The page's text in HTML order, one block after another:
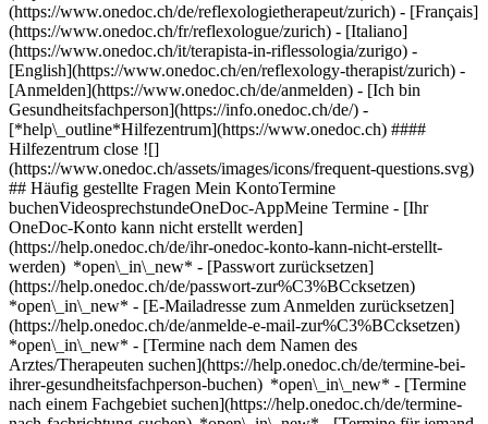
(https://www.onedoc.ch/de/reflexologietherapeut/zurich) - [Français]
(https://www.onedoc.ch/fr/reflexologue/zurich) - [Italiano]
(https://www.onedoc.ch/it/terapista-in-riflessologia/zurigo) -
[English](https://www.onedoc.ch/en/reflexology-therapist/zurich) -
[Anmelden](https://www.onedoc.ch/de/anmelden) - [Ich bin
Gesundheitsfachperson](https://info.onedoc.ch/de/) -
[*help\_outline*Hilfezentrum](https://www.onedoc.ch) ####
Hilfezentrum close ![]
(https://www.onedoc.ch/assets/images/icons/frequent-questions.svg)
## Häufig gestellte Fragen Mein KontoTermine
buchenVideosprechstundeOneDoc-AppMeine Termine - [Ihr
OneDoc-Konto kann nicht erstellt werden]
(https://help.onedoc.ch/de/ihr-onedoc-konto-kann-nicht-erstellt-
werden) *open\_in\_new* - [Passwort zurücksetzen]
(https://help.onedoc.ch/de/passwort-zur%C3%BCcksetzen)
*open\_in\_new* - [E-Mailadresse zum Anmelden zurücksetzen]
(https://help.onedoc.ch/de/anmelde-e-mail-zur%C3%BCcksetzen)
*open\_in\_new* - [Termine nach dem Namen des
Arztes/Therapeuten suchen](https://help.onedoc.ch/de/termine-bei-
ihrer-gesundheitsfachperson-buchen) *open\_in\_new* - [Termine
nach einem Fachgebiet suchen](https://help.onedoc.ch/de/termine-